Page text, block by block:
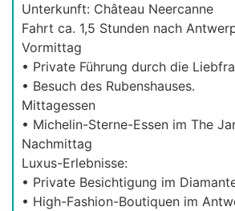
Unterkunft: Château Neercanne
Fahrt ca. 1,5 Stunden nach
Vormittag
• Private Führung durch die
• Besuch des Rubenshauses.
Mittagessen
• Michelin-Sterne-Essen im The
Nachmittag
Luxus-Erlebnisse:
• Private Besichtigung im
• High-Fashion-Boutiquen im